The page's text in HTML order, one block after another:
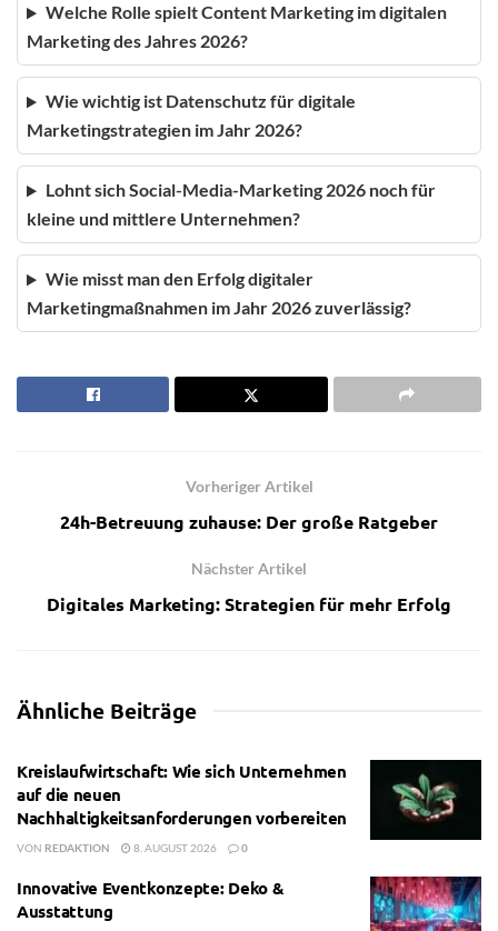
Welche Rolle spielt Content Marketing im digitalen
Marketing des Jahres 2026?
Wie wichtig ist Datenschutz für digitale
Marketingstrategien im Jahr 2026?
Lohnt sich Social-Media-Marketing 2026 noch für
kleine und mittlere Unternehmen?
Wie misst man den Erfolg digitaler
Marketingmaßnahmen im Jahr 2026 zuverlässig?
Vorheriger Artikel
24h-Betreuung zuhause: Der große Ratgeber
Nächster Artikel
Digitales Marketing: Strategien für mehr Erfolg
Ähnliche Beiträge
Kreislaufwirtschaft: Wie sich Unternehmen
auf die neuen
Nachhaltigkeitsanforderungen vorbereiten
VON REDAKTION 8. AUGUST 2026 0
Innovative Eventkonzepte: Deko &
Ausstattung